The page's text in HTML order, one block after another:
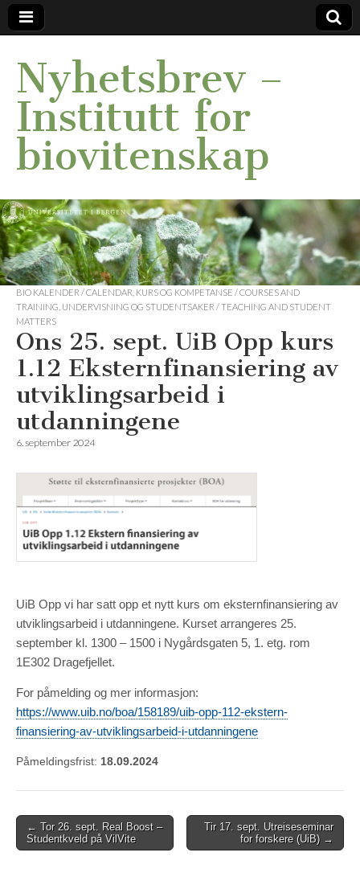
Nyhetsbrev –
Institutt for
biovitenskap
BIO KALENDER / CALENDAR KURS OG KOMPETANSE / COURSES AND
TRAINING UNDERVISNING OG STUDENTSAKER / TEACHING AND STUDENT
MATTERS
Ons 25. sept. UiB Opp kurs
1.12 Eksternfinansiering av
utviklingsarbeid i
utdanningene
6. september 2024
UiB Opp vi har satt opp et nytt kurs om eksternfinansiering av
utviklingsarbeid i utdanningene. Kurset arrangeres 25.
september kl. 1300 – 1500 i Nygårdsgaten 5, 1. etg. rom
1E302 Dragefjellet.
For påmelding og mer informasjon:
https://www.uib.no/boa/158189/uib-opp-112-ekstern-
finansiering-av-utviklingsarbeid-i-utdanningene
Påmeldingsfrist: 18.09.2024
Post
navigation
← Tor 26. sept. Real Boost –
Studentkveld på VilVite
Tir 17. sept. Utreiseseminar
for forskere (UiB) →